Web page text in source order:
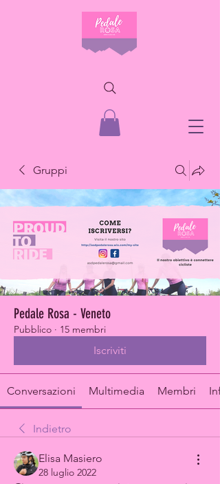
Gruppi
Pedale Rosa - Veneto
Pubblico · 15 membri
Iscriviti
Conversazioni Multimedia Membri
Indietro
Elisa Masiero
28 luglio 2022